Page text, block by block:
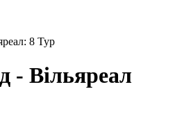
8 Тур
- Вільяреал